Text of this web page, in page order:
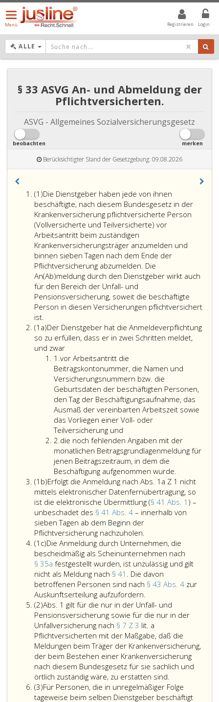
Registrieren Login
Menü
öffnen/schließen
Menü
ALLE DROPDOWN: GEWÄHLTER WERT IST ALLE
§ 33 ASVG An- und Abmeldung der
Pflichtversicherten.
ASVG - Allgemeines Sozialversicherungsgesetz
beobachten merken
Berücksichtigter Stand der Gesetzgebung: 09.08.2026
(1)Absatz
eins
Die Dienstgeber haben jede von ihnen
beschäftigte, nach diesem Bundesgesetz in der
Krankenversicherung pflichtversicherte Person
(Vollversicherte und Teilversicherte) vor
Arbeitsantritt beim zuständigen
Krankenversicherungsträger anzumelden und
binnen sieben Tagen nach dem Ende der
Pflichtversicherung abzumelden. Die
An(Ab)meldung durch den Dienstgeber wirkt auch
für den Bereich der Unfall- und
Pensionsversicherung, soweit die beschäftigte
Person in diesen Versicherungen pflichtversichert
ist.
(1a)Absatz
eins
a
Der Dienstgeber hat die Anmeldeverpflichtung
so zu erfüllen, dass er in zwei Schritten meldet,
und zwar
1.Ziffer
eins
vor Arbeitsantritt die
Beitragskontonummer, die Namen und
Versicherungsnummern bzw. die
Geburtsdaten der beschäftigten Personen,
den Tag der Beschäftigungsaufnahme, das
Ausmaß der vereinbarten Arbeitszeit sowie
das Vorliegen einer Voll- oder
Teilversicherung und
2.Ziffer
2
die noch fehlenden Angaben mit der
monatlichen Beitragsgrundlagenmeldung für
jenen Beitragszeitraum, in dem die
Beschäftigung aufgenommen wurde.
(1b)Absatz
eins
b
Erfolgt die Anmeldung nach Abs. 1a Z 1 nicht
mittels elektronischer Datenfernübertragung, so
ist die elektronische Übermittlung (§ 41 Abs. 1 ) –
unbeschadet des § 41 Abs. 4 – innerhalb von
sieben Tagen ab dem Beginn der
Pflichtversicherung nachzuholen.
die
Anmeldung
nach
Absatz
eins
Ziffer
eins,
nicht
mittels
elektronischer
so
ist
die
elektronische
(1c)Absatz
eins
c
Die Anmeldung durch Unternehmen, die
bescheidmäßig als Scheinunternehmen nach
§ 35a festgestellt wurden, ist unzulässig und gilt
nicht als Meldung nach § 41 . Die davon
betroffenen Personen sind nach § 43 Abs. 4 zur
Auskunftserteilung aufzufordern.
Anmeldung
durch
Unternehmen,
die
bescheidmäßig
als
Scheinunternehmen
nach
Paragraph
35
(2)Absatz
2
Abs. 1 gilt für die nur in der Unfall- und
Pensionsversicherung sowie für die nur in der
Unfallversicherung nach § 7 Z 3 lit. a
Pflichtversicherten mit der Maßgabe, daß die
Meldungen beim Träger der Krankenversicherung,
der beim Bestehen einer Krankenversicherung
nach diesem Bundesgesetz für sie sachlich und
örtlich zuständig wäre, zu erstatten sind.
eins,
gilt
(3)Absatz
3
Für Personen, die in unregelmäßiger Folge
tageweise beim selben Dienstgeber beschäftigt